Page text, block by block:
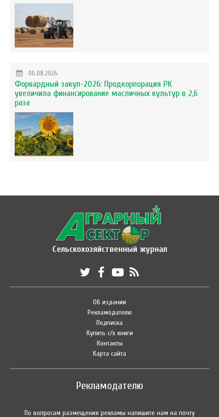
06.08.2026
Форвардный закуп-2026: Продкорпорация РК
увеличила финансирование масличных культур в 2,6
раза
Сельскохозяйственный журнал
Об издании
Рекламодателю
Подписка
Купить с/х книги
Контакты
Карта сайта
Рекламодателю
По вопросам размещения рекламы напишите нам на почту